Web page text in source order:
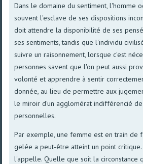
Dans le domaine du sentiment, l'homme
souvent l'esclave de ses dispositions
doit attendre la disponibilité de ses
ses sentiments, tandis que l'individu
suivre un raisonnement, lorsque c'est
personnes savent que l'on peut aussi
volonté et apprendre à sentir
donnée, au lieu de permettre aux
le miroir d'un agglomérat indifférencié
personnelles.
Par exemple, une femme est en train de
gelée a peut-être atteint un point
l'appelle. Quelle que soit la circonstance